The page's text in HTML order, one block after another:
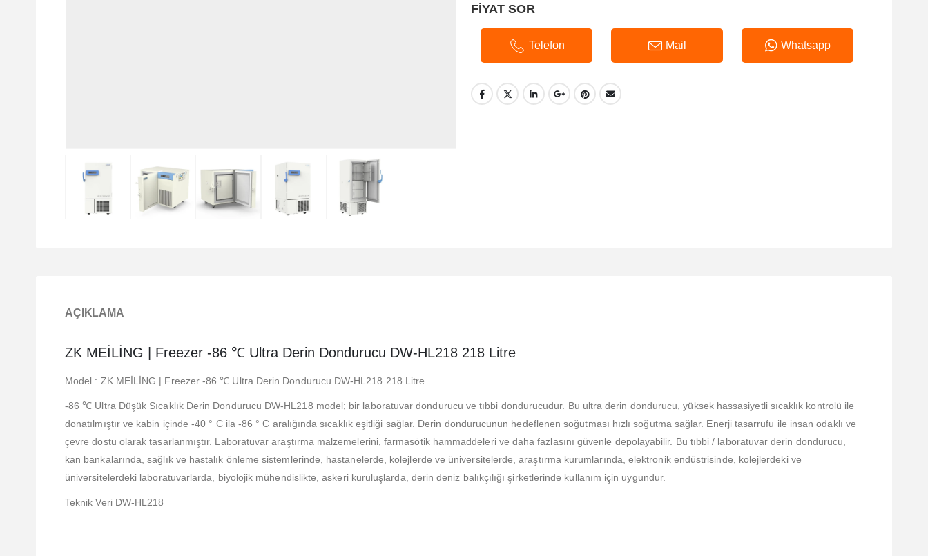
FİYAT SOR
Telefon Mail Whatsapp
AÇIKLAMA
ZK MEİLİNG | Freezer -86 ℃ Ultra Derin Dondurucu DW-HL218 218 Litre
Model : ZK MEİLİNG | Freezer -86 ℃ Ultra Derin Dondurucu DW-HL218 218 Litre
-86 ℃ Ultra Düşük Sıcaklık Derin Dondurucu DW-HL218 model; bir laboratuvar dondurucu ve tıbbi dondurucudur. Bu ultra derin dondurucu, yüksek hassasiyetli sıcaklık kontrolü ile
donatılmıştır ve kabin içinde -40 ° C ila -86 ° C aralığında sıcaklık eşitliği sağlar. Derin dondurucunun hedeflenen soğutması hızlı soğutma sağlar. Enerji tasarrufu ile insan odaklı ve
çevre dostu olarak tasarlanmıştır. Laboratuvar araştırma malzemelerini, farmasötik hammaddeleri ve daha fazlasını güvenle depolayabilir. Bu tıbbi / laboratuvar derin dondurucu,
kan bankalarında, sağlık ve hastalık önleme sistemlerinde, hastanelerde, kolejlerde ve üniversitelerde, araştırma kurumlarında, elektronik endüstrisinde, kolejlerdeki ve
üniversitelerdeki laboratuvarlarda, biyolojik mühendislikte, askeri kuruluşlarda, derin deniz balıkçılığı şirketlerinde kullanım için uygundur.
Teknik Veri DW-HL218